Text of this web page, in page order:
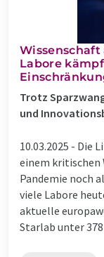
Wissenschaft
Labore
Trotz
und
10.03.2025 - Die
einem kritischen
Pandemie noch
viele Labore
aktuelle
Starlab unter